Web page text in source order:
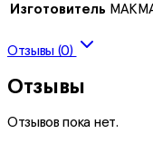
Изготовитель
Отзывы (0)
Отзывы
Отзывов пока нет.